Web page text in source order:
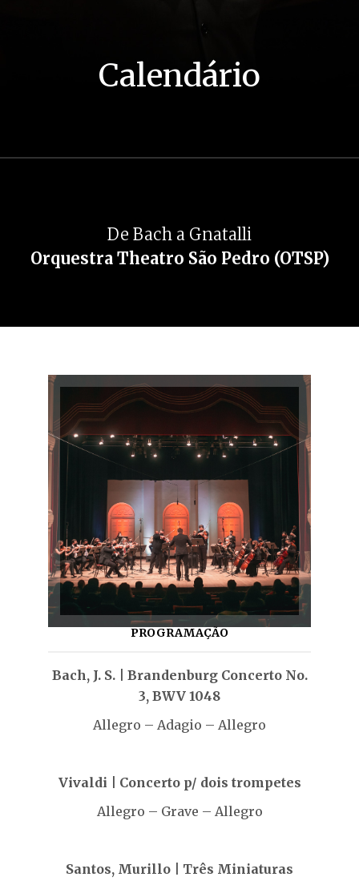
Calendário
De Bach a Gnatalli
Orquestra Theatro São Pedro (OTSP)
PROGRAMAÇÃO
Bach, J. S. | Brandenburg Concerto No.
3, BWV 1048
Allegro – Adagio – Allegro
Vivaldi | Concerto p/ dois trompetes
Allegro – Grave – Allegro
Santos, Murillo | Três Miniaturas